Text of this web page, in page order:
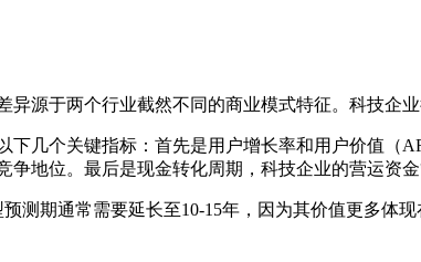
源于两个行业截然不同的商业模式特征。科技企
下几个关键指标：首先是用户增长率和用户价值（
地位。最后是现金转化周期，科技企业的营运资
测期通常需要延长至10-15年，因为其价值更多体